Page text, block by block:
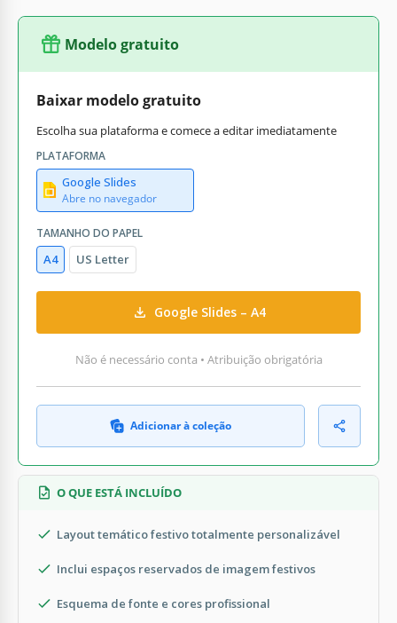
Modelo gratuito
Baixar modelo gratuito
Escolha sua plataforma e comece a editar imediatamente
PLATAFORMA
Google Slides
Abre no navegador
TAMANHO DO PAPEL
A4 US Letter
Google Slides – A4
Não é necessário conta • Atribuição obrigatória
Adicionar à coleção
O QUE ESTÁ INCLUÍDO
Layout temático festivo totalmente personalizável
Inclui espaços reservados de imagem festivos
Esquema de fonte e cores profissional